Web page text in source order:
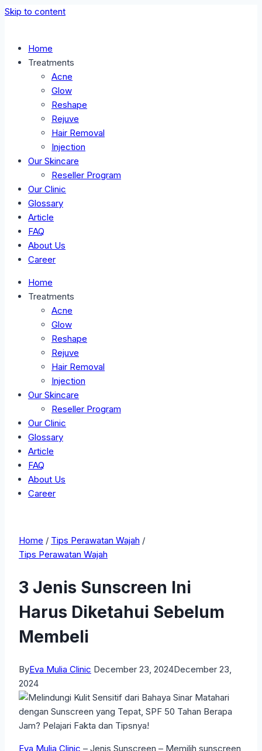
Skip to content
Home
Treatments
Acne
Glow
Reshape
Rejuve
Hair Removal
Injection
Our Skincare
Reseller Program
Our Clinic
Glossary
Article
FAQ
About Us
Career
Home
Treatments
Acne
Glow
Reshape
Rejuve
Hair Removal
Injection
Our Skincare
Reseller Program
Our Clinic
Glossary
Article
FAQ
About Us
Career
Home / Tips Perawatan Wajah /
Tips Perawatan Wajah
3 Jenis Sunscreen Ini
Harus Diketahui Sebelum
Membeli
ByEva Mulia Clinic December 23, 2024December 23,
2024
Eva Mulia Clinic – Jenis Sunscreen – Memilih sunscreen